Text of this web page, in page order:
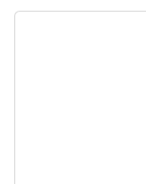
Es folgt ein